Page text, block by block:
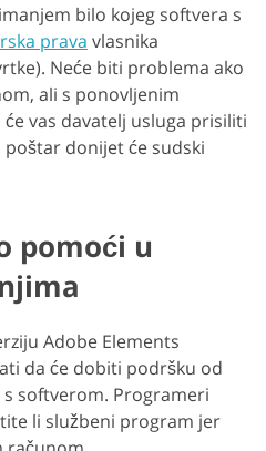
bilo kojeg softvera s
prava vlasnika
Neće biti problema ako
ali s ponovljenim
vas davatelj usluga prisiliti
donijet će sudski
pomoći u
Adobe Elements
da će dobiti podršku od
softverom. Programeri
li službeni program jer